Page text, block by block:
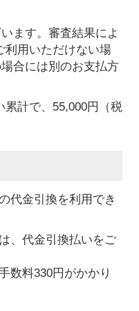
ます。審査結果によ
利用いただけない場
合には別のお支払方
累計で、55,000円（税
代金引換を利用でき
、代金引換払いをご
数料330円がかかり